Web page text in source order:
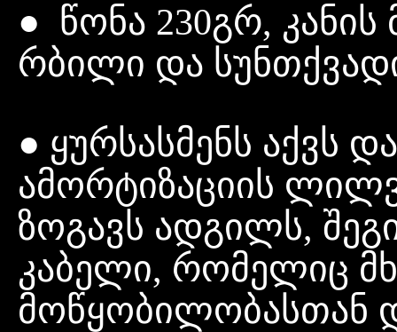
● წონა 230გრ,
რბილი და
● ყურსასმენს აქვს
ამორტიზაციის
ზოგავს ადგილს,
კაბელი, რომელიც
მოწყობილობასთან